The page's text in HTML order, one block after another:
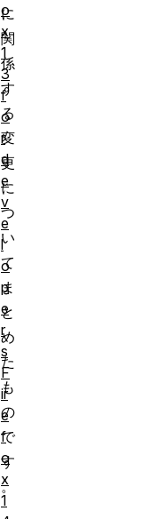
に
関
係
す
る
変
更
に
つ
い
て
ま
と
め
た
も
の
で
す
。
o
x
1
3
f
o
r
d
e
v
e
l
o
p
e
r
s
F
ir
e
f
o
x
1